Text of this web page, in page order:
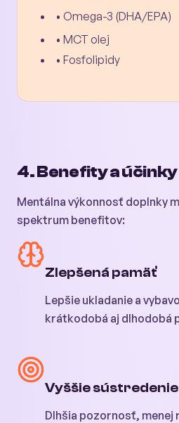
• Omega-3 (DHA/EPA)
• MCT olej
• Fosfolipidy
4. Benefity a
Mentálna výkonnosť doplnky
spektrum benefitov:
Zlepšená pamäť
Lepšie ukladanie a
krátkodobá aj dlhodobá
Vyššie sústredenie
Dlhšia pozornosť, menej